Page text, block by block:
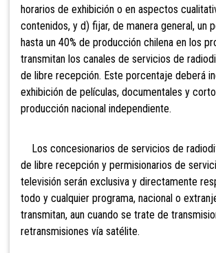
horarios de exhibición o en aspectos
contenidos, y d) fijar, de manera general, un
hasta un 40% de producción chilena en los
transmitan los canales de servicios de
de libre recepción. Este porcentaje deberá
exhibición de películas, documentales y
producción nacional independiente.
Los concesionarios de servicios de
de libre recepción y permisionarios de
televisión serán exclusiva y directamente
todo y cualquier programa, nacional o
transmitan, aun cuando se trate de
retransmisiones vía satélite.